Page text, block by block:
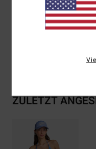
Zusammensetzung
Versand &
ZULETZT